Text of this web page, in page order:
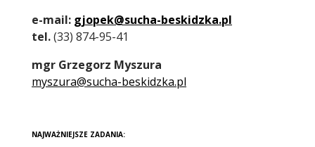
e-mail: gjopek@sucha-beskidzka.pl
tel.(33) 874-95-41
mgr Grzegorz Myszura
myszura@sucha-beskidzka.pl
NAJWAŻNIEJSZE ZADANIA: